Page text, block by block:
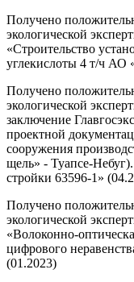
Получено
экологической
«Строительство
углекислоты 4 т/ч АО
Получено
экологической
заключение
проектной
сооружения
щель» - Туапсе-
стройки 63596-1»
Получено
экологической
«Волоконно-
цифрового
(01.2023)